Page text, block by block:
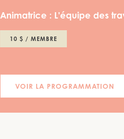
Animatrice : L'équipe des
10 $ / MEMBRE
VOIR LA PROGRAMMATION